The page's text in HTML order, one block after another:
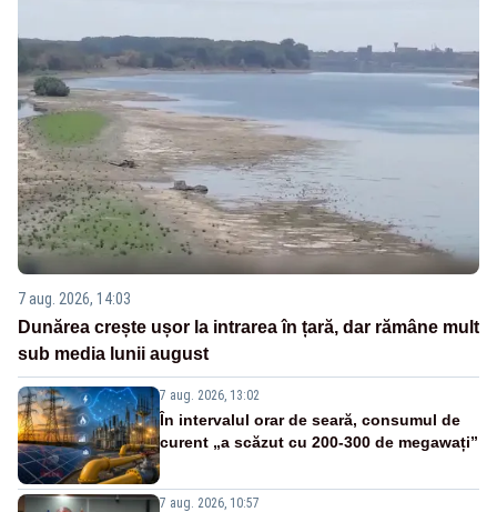
7 aug. 2026, 14:03
Dunărea crește ușor la intrarea în țară, dar rămâne mult
sub media lunii august
7 aug. 2026, 13:02
În intervalul orar de seară, consumul de
curent „a scăzut cu 200-300 de megawați”
7 aug. 2026, 10:57